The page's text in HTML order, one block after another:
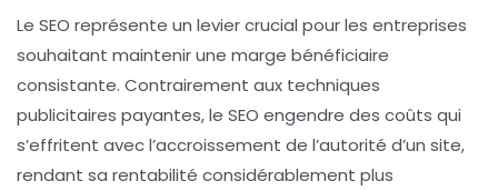
Le SEO représente un levier crucial pour les entreprises
souhaitant maintenir une marge bénéficiaire
consistante. Contrairement aux techniques
publicitaires payantes, le SEO engendre des coûts qui
s’effritent avec l’accroissement de l’autorité d’un site,
rendant sa rentabilité considérablement plus